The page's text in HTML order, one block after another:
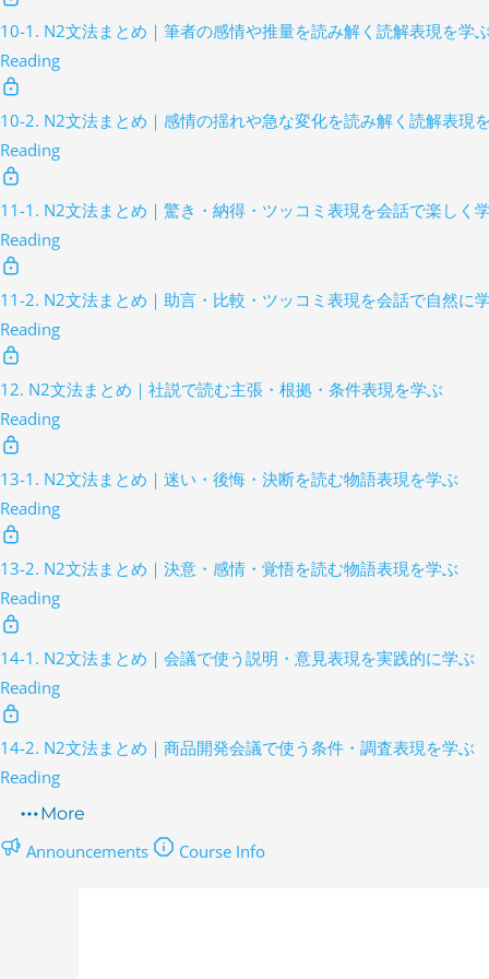
10-1. N2文法まとめ｜筆者の感情や推量を読み解く読解表現を学
Reading
10-2. N2文法まとめ｜感情の揺れや急な変化を読み解く読解表現
Reading
11-1. N2文法まとめ｜驚き・納得・ツッコミ表現を会話で楽しく
Reading
11-2. N2文法まとめ｜助言・比較・ツッコミ表現を会話で自然に
Reading
12. N2文法まとめ｜社説で読む主張・根拠・条件表現を学ぶ
Reading
13-1. N2文法まとめ｜迷い・後悔・決断を読む物語表現を学ぶ
Reading
13-2. N2文法まとめ｜決意・感情・覚悟を読む物語表現を学ぶ
Reading
14-1. N2文法まとめ｜会議で使う説明・意見表現を実践的に学ぶ
Reading
14-2. N2文法まとめ｜商品開発会議で使う条件・調査表現を学ぶ
Reading
More
Announcements Course Info